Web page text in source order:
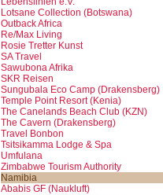
Lotsane Collection (Botswana)
Outback Africa
Re/Max Living
Rosie Tretter Kunst
SA Travel
Sawubona Afrika
SKR Reisen
Sungubala Eco Camp (Drakensberg)
Temple Point Resort (Kenia)
The Canelands Beach Club (KZN)
The Cavern (Drakensberg)
Travel Bonbon
Tsitsikamma Lodge & Spa
Umfulana
Zimbabwe Tourism Authority
Namibia
Ababis GF (Naukluft)